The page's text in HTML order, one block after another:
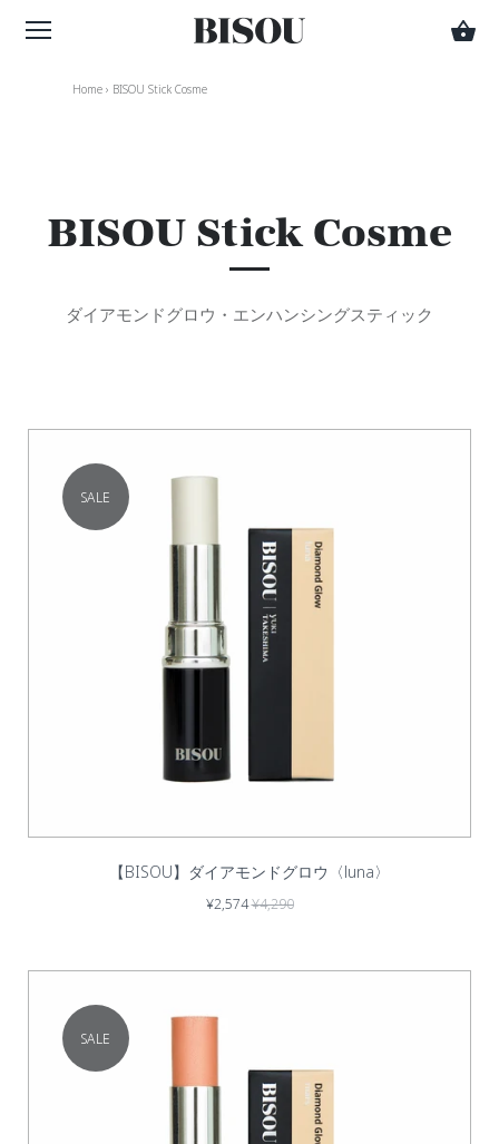
Home › BISOU Stick Cosme
BISOU Stick Cosme
ダイアモンドグロウ・エンハンシングスティック
SALE
【BISOU】ダイアモンドグロウ〈luna〉
¥2,574¥4,290
SALE